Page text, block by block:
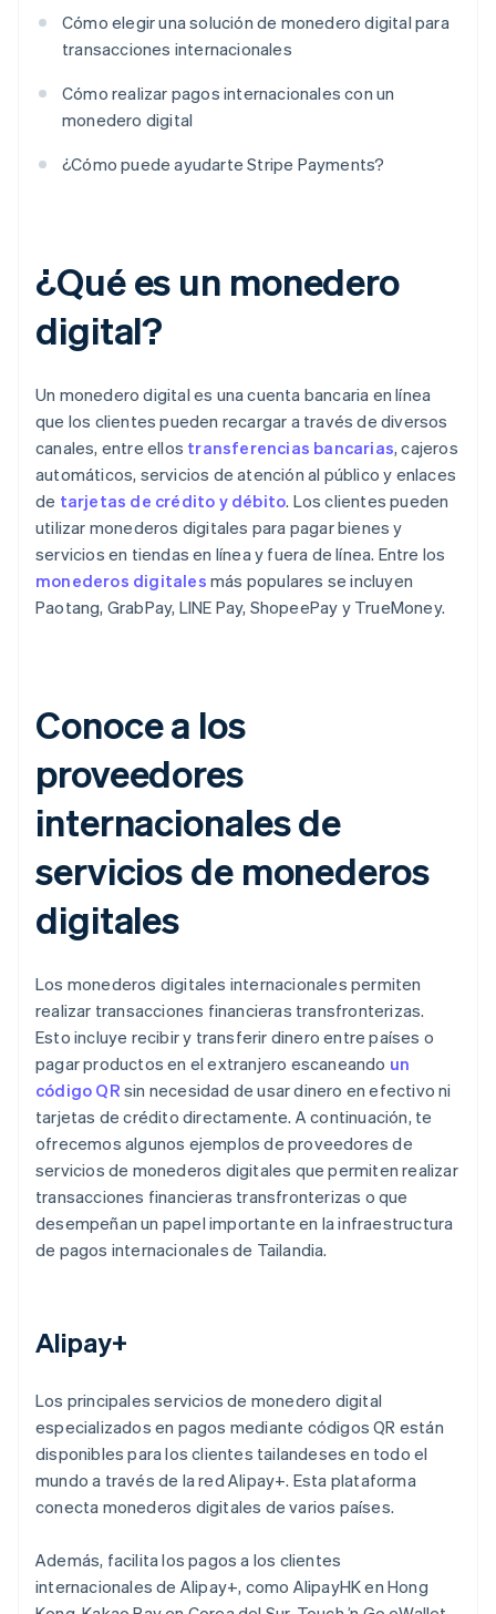
Cómo elegir una solución de monedero digital para
transacciones internacionales
Cómo realizar pagos internacionales con un
monedero digital
¿Cómo puede ayudarte Stripe Payments?
¿Qué es un monedero
digital?
Un monedero digital es una cuenta bancaria en línea
que los clientes pueden recargar a través de diversos
canales, entre ellos transferencias bancarias, cajeros
automáticos, servicios de atención al público y enlaces
de tarjetas de crédito y débito. Los clientes pueden
utilizar monederos digitales para pagar bienes y
servicios en tiendas en línea y fuera de línea. Entre los
monederos digitales más populares se incluyen
Paotang, GrabPay, LINE Pay, ShopeePay y TrueMoney.
Conoce a los
proveedores
internacionales de
servicios de monederos
digitales
Los monederos digitales internacionales permiten
realizar transacciones financieras transfronterizas.
Esto incluye recibir y transferir dinero entre países o
pagar productos en el extranjero escaneando un
código QR sin necesidad de usar dinero en efectivo ni
tarjetas de crédito directamente. A continuación, te
ofrecemos algunos ejemplos de proveedores de
servicios de monederos digitales que permiten realizar
transacciones financieras transfronterizas o que
desempeñan un papel importante en la infraestructura
de pagos internacionales de Tailandia.
Alipay+
Los principales servicios de monedero digital
especializados en pagos mediante códigos QR están
disponibles para los clientes tailandeses en todo el
mundo a través de la red Alipay+. Esta plataforma
conecta monederos digitales de varios países.
Además, facilita los pagos a los clientes
internacionales de Alipay+, como AlipayHK en Hong